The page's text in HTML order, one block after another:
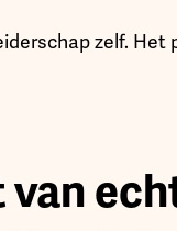
zelf.
van